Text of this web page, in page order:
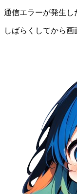
通信エラーが発生し
しばらくしてから画